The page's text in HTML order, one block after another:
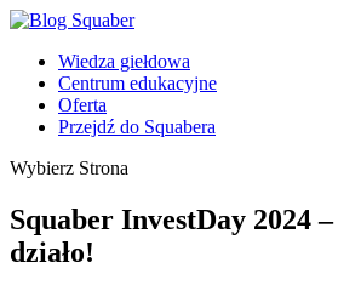
Wiedza giełdowa
Centrum edukacyjne
Oferta
Przejdź do Squabera
Wybierz Strona
Squaber InvestDay 2024
działo!